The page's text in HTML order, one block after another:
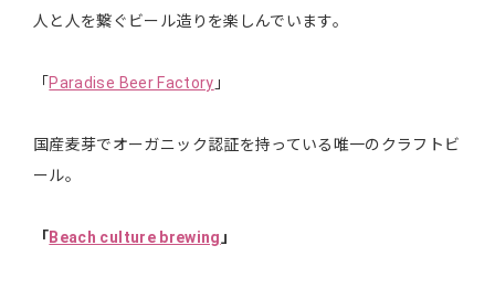
人と人を繋ぐビール造りを楽しんでいます。
「 Paradise Beer Factory 」
国産麦芽でオーガニック認証を持っている唯一のクラフトビ
ール。
「Beach culture brewing 」